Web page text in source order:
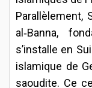
Parallèlement,
al‑Banna,
s’installe en
islamique de
saoudite. Ce